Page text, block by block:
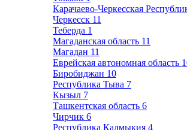
Карачаево-Черкесская
Черкесск 11
Теберда 1
Магаданская область 11
Магадан 11
Еврейская автономная область
Биробиджан 10
Республика Тыва 7
Кызыл 7
Ташкентская область 6
Чирчик 6
Республика Калмыкия 4